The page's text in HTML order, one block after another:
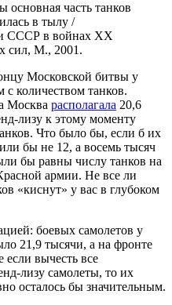
основная часть танков
в тылу /
СССР в войнах XX
сил, М., 2001.
Московской битвы у
количеством танков.
Москва располагала 20,6
лизу к этому моменту
Что было бы, если б их
бы не 12, а восемь тысяч
бы равны числу танков на
армии. Не все ли
«киснут» у вас в глубоком
боевых самолетов у
21,9 тысячи, а на фронте
вычесть все
лизу самолеты, то их
осталось бы значительным.